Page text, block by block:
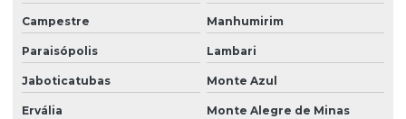
Campestre Manhumirim
Paraisópolis Lambari
Jaboticatubas Monte Azul
Ervália Monte Alegre de Minas